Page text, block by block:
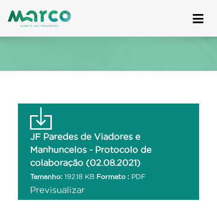
to
JF Paredes de Viadores e
Manhuncelos - Protocolo de
colaboração (02.08.2021)
Tamanho: 192.18 KB Formato : PDF
Previsualizar